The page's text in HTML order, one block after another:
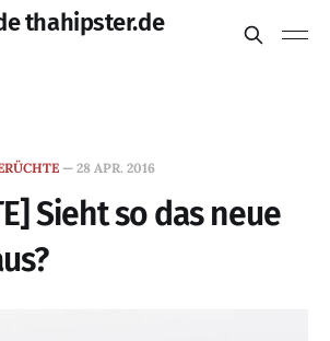
thahipster.de
— 28 APR. 2016
Sieht so das neue